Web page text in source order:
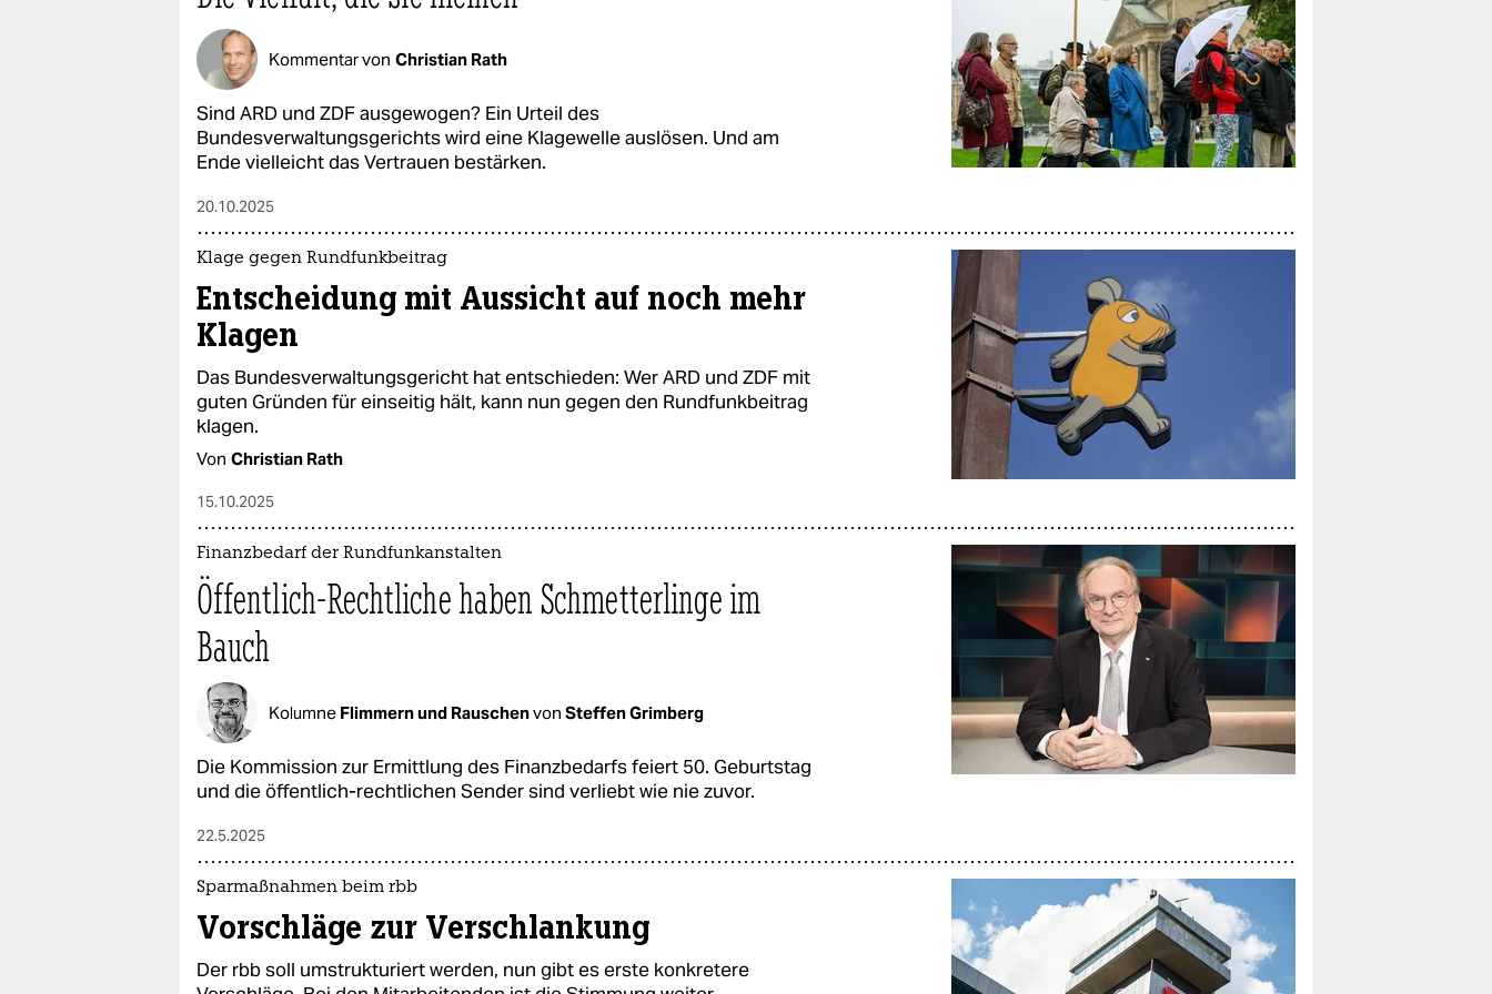
Kommentar von Christian Rath
Sind ARD und ZDF ausgewogen? Ein Urteil des
Bundesverwaltungsgerichts wird eine Klagewelle auslösen. Und am
Ende vielleicht das Vertrauen bestärken.
20.10.2025
Klage gegen Rundfunkbeitrag
Entscheidung mit Aussicht auf noch mehr
Klagen
Das Bundesverwaltungsgericht hat entschieden: Wer ARD und ZDF mit
guten Gründen für einseitig hält, kann nun gegen den Rundfunkbeitrag
klagen.
Von Christian Rath
15.10.2025
Finanzbedarf der Rundfunkanstalten
Öffentlich-Rechtliche haben Schmetterlinge im
Bauch
Kolumne Flimmern und Rauschenvon Steffen Grimberg
Die Kommission zur Ermittlung des Finanzbedarfs feiert 50. Geburtstag
und die öffentlich-rechtlichen Sender sind verliebt wie nie zuvor.
22.5.2025
Sparmaßnahmen beim rbb
Vorschläge zur Verschlankung
Der rbb soll umstrukturiert werden, nun gibt es erste konkretere